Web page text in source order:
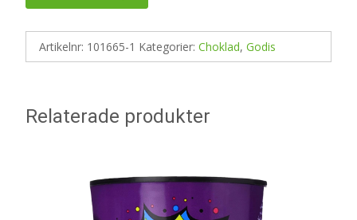
Artikelnr: 101665-1 Kategorier: Choklad, Godis
Relaterade produkter